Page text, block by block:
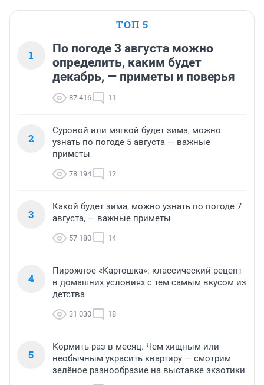
ТОП 5
1
По погоде 3 августа можно
определить, каким будет
декабрь, — приметы и поверья
87 416 11
2
Суровой или мягкой будет зима, можно
узнать по погоде 5 августа — важные
приметы
78 194 12
3
Какой будет зима, можно узнать по погоде 7
августа, — важные приметы
57 180 14
4
Пирожное «Картошка»: классический рецепт
в домашних условиях с тем самым вкусом из
детства
31 030 18
5
Кормить раз в месяц. Чем хищным или
необычным украсить квартиру — смотрим
зелёное разнообразие на выставке экзотики